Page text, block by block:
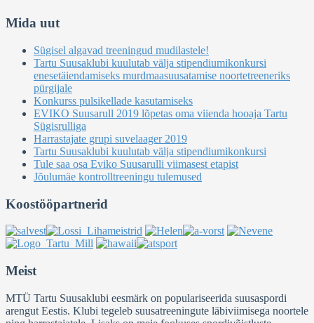
Mida uut
Sügisel algavad treeningud mudilastele!
Tartu Suusaklubi kuulutab välja stipendiumikonkursi
enesetäiendamiseks murdmaasuusatamise noortetreeneriks
pürgijale
Konkurss pulsikellade kasutamiseks
EVIKO Suusarull 2019 lõpetas oma viienda hooaja Tartu
Sügisrulliga
Harrastajate grupi suvelaager 2019
Tartu Suusaklubi kuulutab välja stipendiumikonkursi
Tule saa osa Eviko Suusarulli viimasest etapist
Jõulumäe kontrolltreeningu tulemused
Koostööpartnerid
Meist
MTÜ Tartu Suusaklubi eesmärk on populariseerida suusaspordi
arengut Eestis. Klubi tegeleb suusatreeningute läbiviimisega noortele